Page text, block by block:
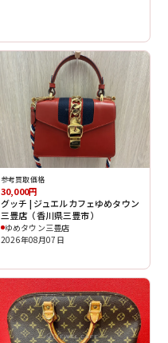
参考買取価格
30,000円
グッチ | ジュエルカフェゆめタウン
三豊店（香川県三豊市）
ゆめタウン三豊店
2026年08月07日